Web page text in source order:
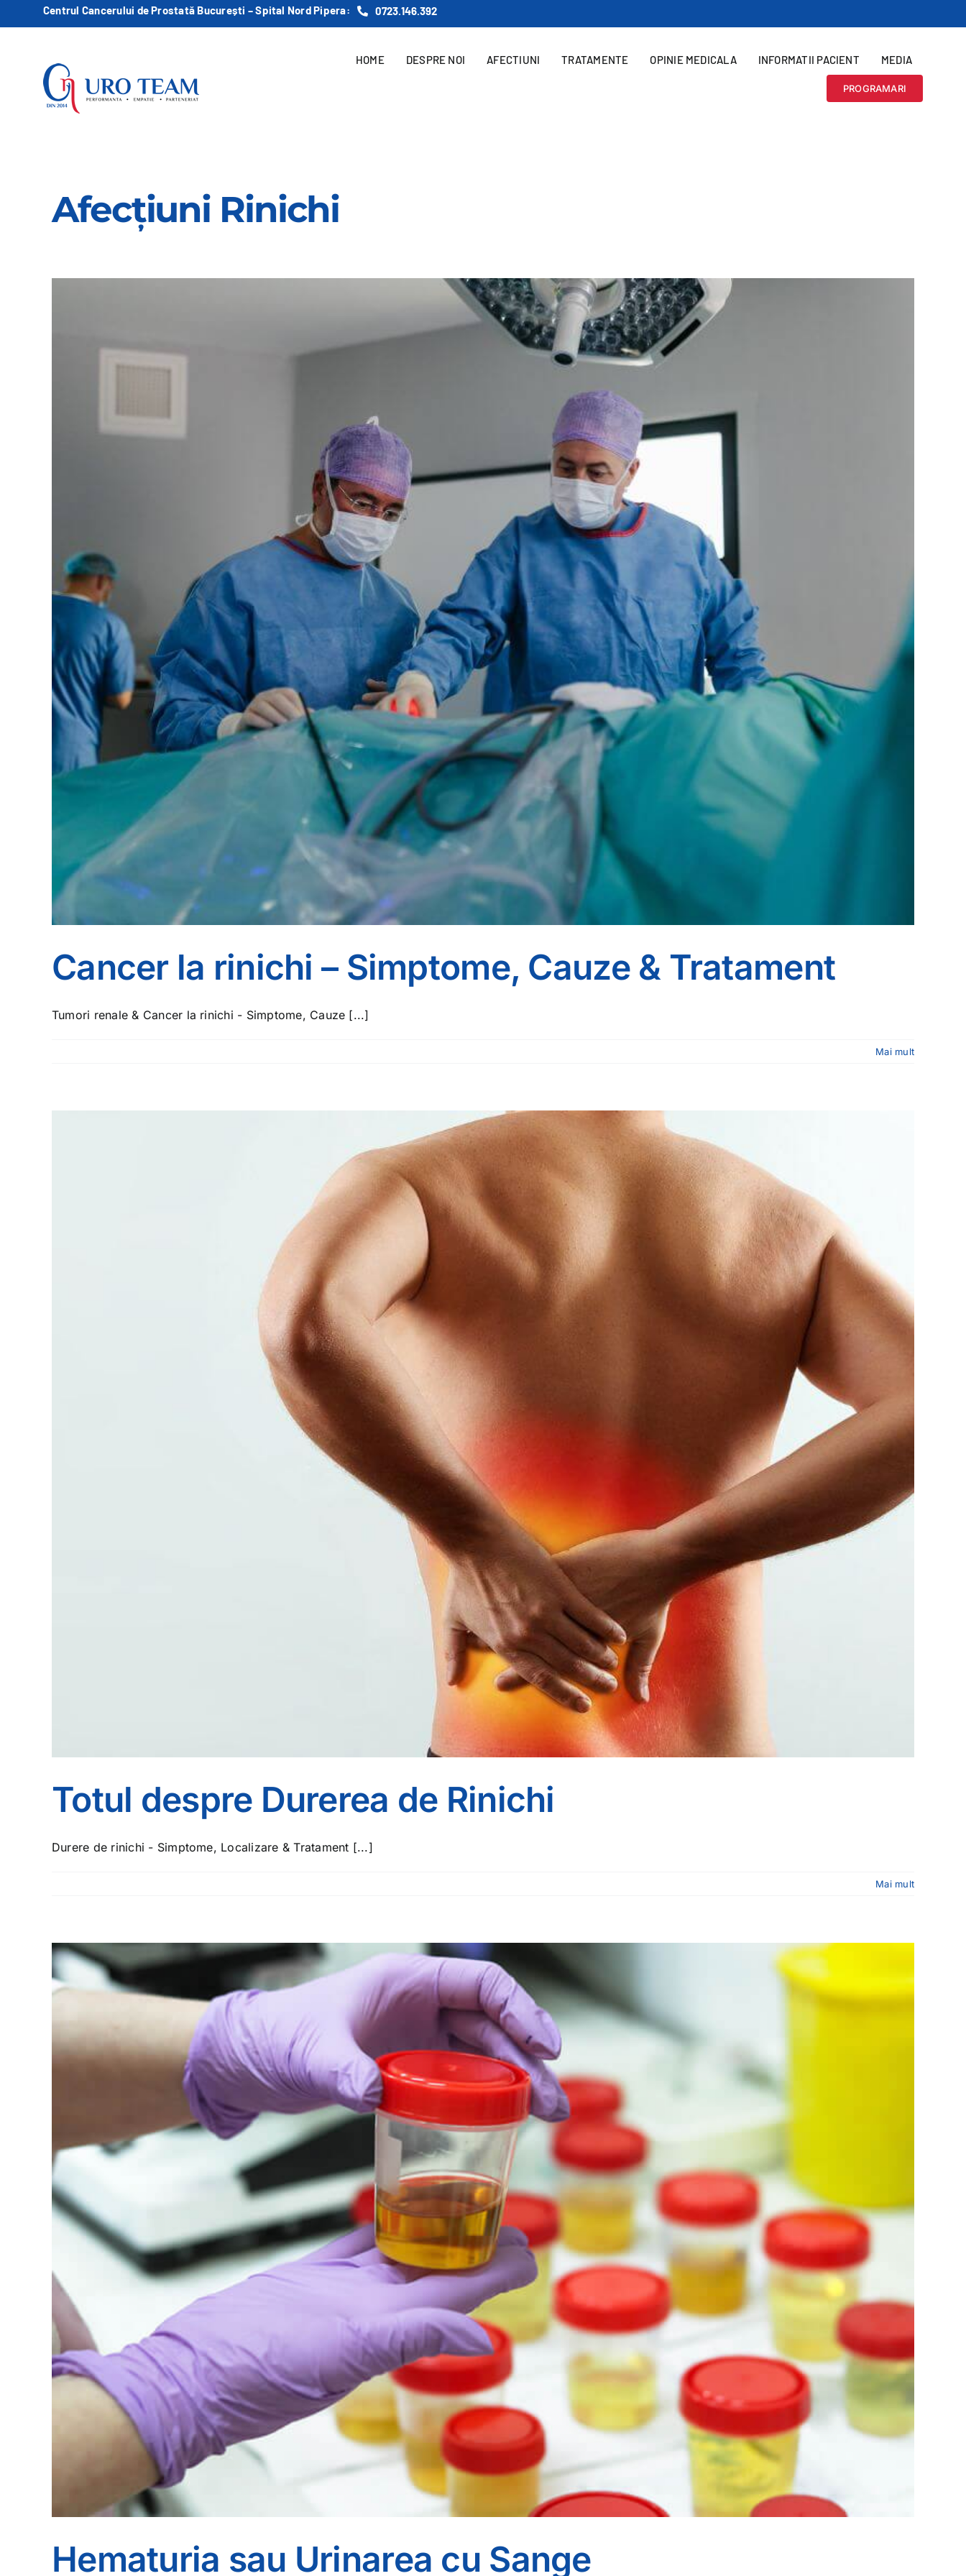
to
Centrul Cancerului de Prostată București – Spital Nord Pipera: 0723.146.392
HOME DESPRE NOI AFECTIUNI TRATAMENTE OPINIE MEDICALA INFORMATII PACIENT MEDIA
PROGRAMARI
Afecțiuni Rinichi
Cancer la rinichi – Simptome, Cauze & Tratament
Tumori renale & Cancer la rinichi - Simptome, Cauze [...]
Mai mult
Totul despre Durerea de Rinichi
Durere de rinichi - Simptome, Localizare & Tratament [...]
Mai mult
Hematuria sau Urinarea cu Sange